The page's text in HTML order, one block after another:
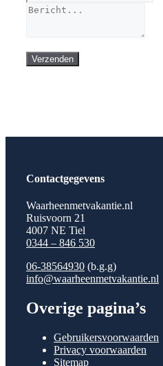
Verzenden
Contactgegevens
Waarheenmetvakantie.nl
Ruisvoorn 21
4007 NE Tiel
0344 – 846 530
06-38564930 (b.g.g)
info@waarheenmetvakantie.nl
Overige pagina’s
Gebruikersvoorwaarden
Privacy voorwaarden
Sitemap